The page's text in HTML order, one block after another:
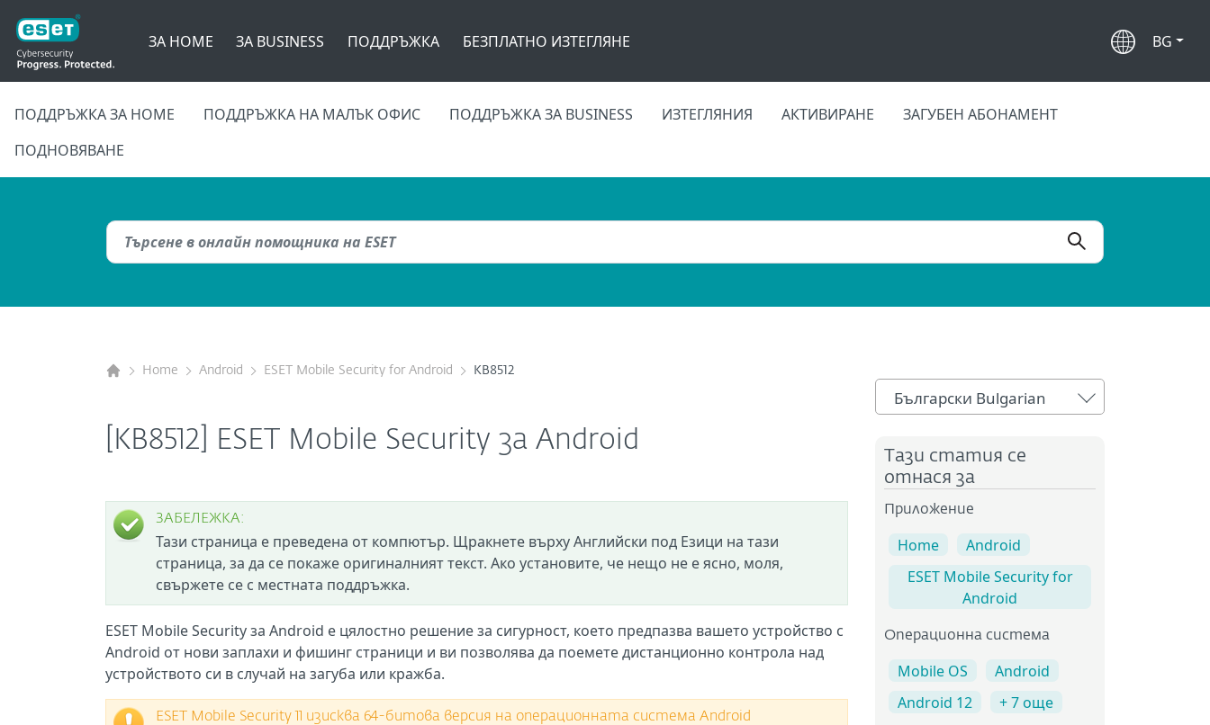
ЗА HOME ЗА BUSINESS ПОДДРЪЖКА БЕЗПЛАТНО ИЗТЕГЛЯНЕ BG
ПОДДРЪЖКА ЗА HOME ПОДДРЪЖКА НА МАЛЪК ОФИС ПОДДРЪЖКА ЗА BUSINESS ИЗТЕГЛЯНИЯ АКТИВИРАНЕ
ЗАГУБЕН АБОНАМЕНТ
ПОДНОВЯВАНЕ
Home Android ESET Mobile Security for Android KB8512
[KB8512] ESET Mobile Security за Android
ЗАБЕЛЕЖКА:
Тази страница е преведена от компютър. Щракнете върху Английски под Езици на тази
страница, за да се покаже оригиналният текст. Ако установите, че нещо не е ясно, моля,
свържете се с местната поддръжка.
ESET Mobile Security за Android е цялостно решение за сигурност, което предпазва вашето устройство с
Android от нови заплахи и фишинг страници и ви позволява да поемете дистанционно контрола над
устройството си в случай на загуба или кражба.
ESET Mobile Security 11 изисква 64-битова версия на операционната система Android
Български Bulgarian
Тази статия се
отнася за
Приложение
Home
Android
ESET Mobile Security for
Android
Операционна система
Mobile OS
Android
Android 12
+ 7 още